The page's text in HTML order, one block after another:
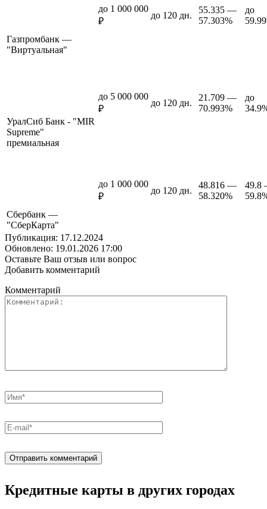
Газпромбанк —
"Виртуальная"
до 1 000 000
₽
до 120 дн.
55.335 —
57.303%
до
УралСиб Банк - "MIR
Supreme"
премиальная
до 5 000 000
₽
до 120 дн.
21.709 —
70.993%
до
Сбербанк —
"СберКарта"
до 1 000 000
₽
до 120 дн.
48.816 —
58.320%
49.8
Публикация: 17.12.2024
Обновлено: 19.01.2026 17:00
Оставьте Ваш отзыв или вопрос
Добавить комментарий
Комментарий
Кредитные карты в других городах